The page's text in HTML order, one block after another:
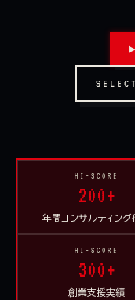
HI-SCORE
200+
年間コンサルティング
HI-SCORE
300+
創業支援実績